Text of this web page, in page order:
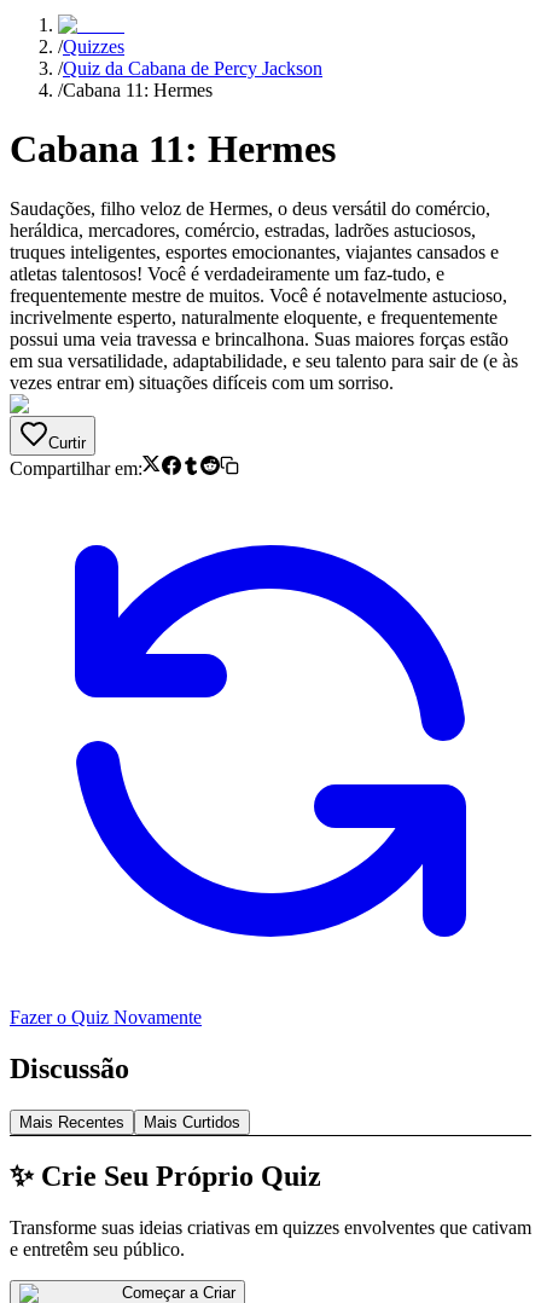
/Quizzes
/Quiz da Cabana de Percy Jackson
/Cabana 11: Hermes
Cabana 11: Hermes
Saudações, filho veloz de Hermes, o deus versátil do comércio,
heráldica, mercadores, comércio, estradas, ladrões astuciosos,
truques inteligentes, esportes emocionantes, viajantes cansados e
atletas talentosos! Você é verdadeiramente um faz-tudo, e
frequentemente mestre de muitos. Você é notavelmente astucioso,
incrivelmente esperto, naturalmente eloquente, e frequentemente
possui uma veia travessa e brincalhona. Suas maiores forças estão
em sua versatilidade, adaptabilidade, e seu talento para sair de (e às
vezes entrar em) situações difíceis com um sorriso.
Curtir
Compartilhar em:
Fazer o Quiz Novamente
Discussão
Mais Recentes Mais Curtidos
✨ Crie Seu Próprio Quiz
Transforme suas ideias criativas em quizzes envolventes que cativam
e entretêm seu público.
Começar a Criar